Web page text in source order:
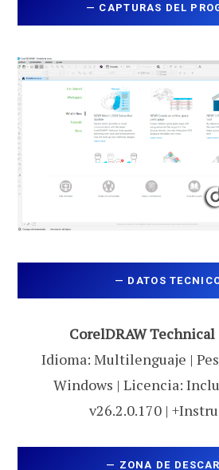
— CAPTURAS DEL
— DATOS
CorelDRAW
Idioma: Multilenguaje |
Windows | Licencia:
v26.2.0.170 |
— ZONA DE